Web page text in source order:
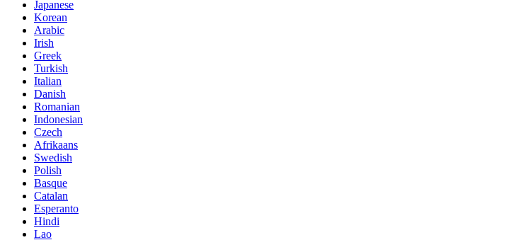
Japanese
Korean
Arabic
Irish
Greek
Turkish
Italian
Danish
Romanian
Indonesian
Czech
Afrikaans
Swedish
Polish
Basque
Catalan
Esperanto
Hindi
Lao